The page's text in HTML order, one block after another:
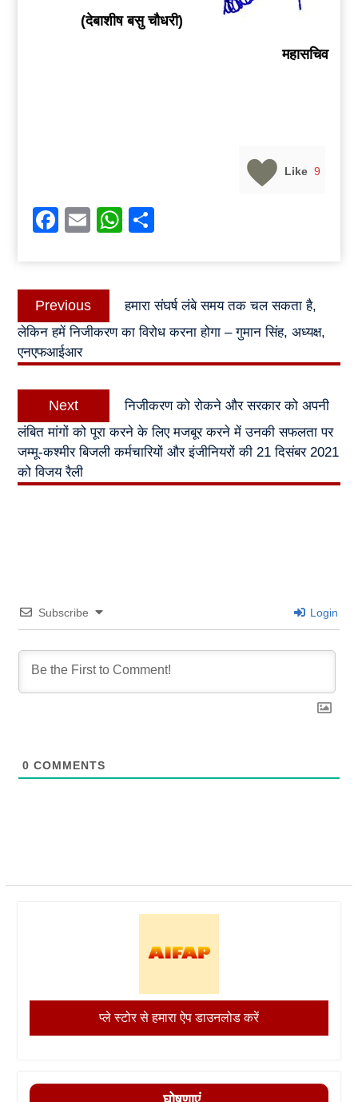
(देबाशीष बसु चौधरी)
महासचिव
Like 9
Facebook
EmailWhatsApp
Post
navigation
Previous
Previous
post:
हमारा संघर्ष लंबे समय तक चल सकता है,
लेकिन हमें निजीकरण का विरोध करना होगा – गुमान सिंह, अध्यक्ष,
एनएफआईआर
Next
Next
post:
निजीकरण को रोकने और सरकार को अपनी
लंबित मांगों को पूरा करने के लिए मजबूर करने में उनकी सफलता पर
जम्मू-कश्मीर बिजली कर्मचारियों और इंजीनियरों की 21 दिसंबर 2021
को विजय रैली
Subscribe Login
0 COMMENTS
प्ले स्टोर से हमारा ऐप डाउनलोड करें